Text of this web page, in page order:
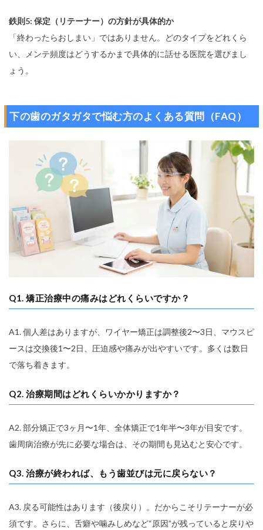
鉄則5: 保定（リテーナー）の方針が具体的か
「終わったらおしまい」ではありません。どのタイプをどれくら
い、メンテ頻度はどうするかまで具体的に話せる医院を選びまし
ょう。
下の歯のガタガタで悩む方のよくある質問（FAQ）
Q1. 矯正治療中の痛みはどれくらいですか？
A1. 個人差はありますが、ワイヤー矯正は調整後2〜3日、マウスピ
ースは交換後1〜2日、圧迫感や痛みが出やすいです。多くは数日
で落ち着きます。
Q2. 治療期間はどれくらいかかりますか？
A2. 部分矯正で3ヶ月〜1年、全体矯正で1年半〜3年が目安です。
歯周病治療が先に必要な場合は、その期間も見込むと安心です。
Q3. 治療が終われば、もう歯並びは元に戻らない？
A3. 戻る可能性はあります（後戻り）。だからこそリテーナーが必
須です。さらに、舌癖や噛みしめなど“原因”が残っていると戻りや